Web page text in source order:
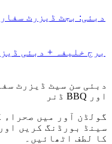
دبئی: بجٹ ڈیزرٹ
برج خلیفہ + دبئی
دبئی سن سیٹ ڈیزرٹ
اور BBQ ڈنر
گولڈن آور میں صحراء
سینڈ بورڈنگ کریں
کا لطف اٹھائیں۔